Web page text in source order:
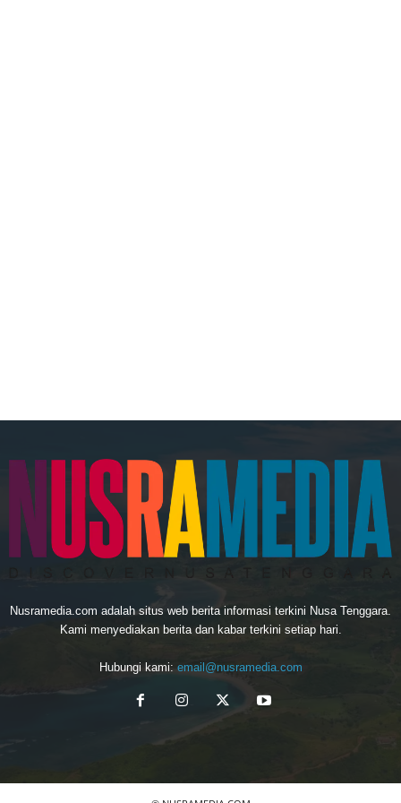
Nusramedia.com adalah situs web berita informasi terkini Nusa Tenggara.
Kami menyediakan berita dan kabar terkini setiap hari.
Hubungi kami: email@nusramedia.com